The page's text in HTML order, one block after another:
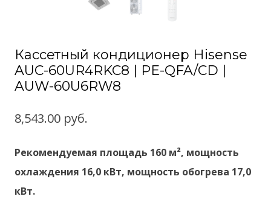
Кассетный кондиционер Hisense
AUC-60UR4RKC8 | PE-QFA/CD |
AUW-60U6RW8
8,543.00 руб.
Рекомендуемая площадь 160 м², мощность
охлаждения 16,0 кВт, мощность обогрева 17,0
кВт.